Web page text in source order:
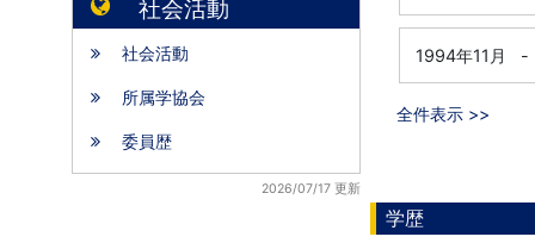
社会活動
社会活動
所属学協会
委員歴
2026/07/17 更新
1994年11月 -
全件表示 >>
学歴